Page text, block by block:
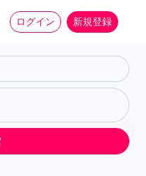
ログイン 新規登録